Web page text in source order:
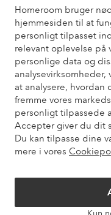
Homeroom bruger
hjemmesiden til at
personligt tilpasset
relevant oplevelse på
personlige data og
at analysere,
fremme vores
personligt tilpassede
Accepter giver du dit
Du kan tilpasse dine
mere i vores
Venner
Vil du vide mere